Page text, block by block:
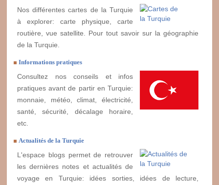
Nos différentes cartes de la Turquie
à explorer: carte physique, carte
routière, vue satellite. Pour tout savoir sur la géographie
de la Turquie.
Informations pratiques
Consultez nos conseils et infos
pratiques avant de partir en Turquie:
monnaie, météo, climat, électricité,
santé, sécurité, décalage horaire,
etc.
Actualités de la Turquie
L'espace blogs permet de retrouver
les dernières notes et actualités de
voyage en Turquie: idées sorties, idées de lecture,